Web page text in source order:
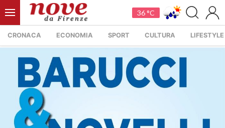
36 °C
CRONACA ECONOMIA SPORT CULTURA LIFESTYLE